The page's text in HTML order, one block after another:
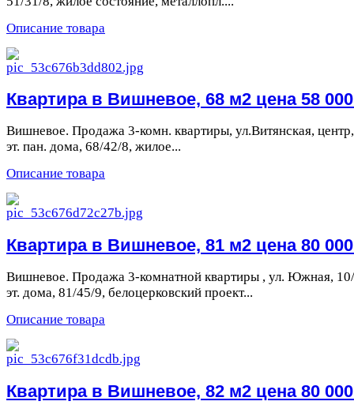
Описание товара
Квартира в Вишневое, 68 м2 цена 58 000
Вишневое. Продажа 3-комн. квартиры, ул.Витянская,
эт. пан. дома, 68/42/8, жилое...
Описание товара
Квартира в Вишневое, 81 м2 цена 80 000
Вишневое. Продажа 3-комнатной квартиры , ул. Южная,
эт. дома, 81/45/9, белоцерковский проект...
Описание товара
Квартира в Вишневое, 82 м2 цена 80 000